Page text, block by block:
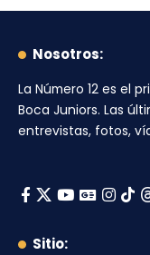
Nosotros:
La Número 12 es el
Boca Juniors. Las
entrevistas, fotos,
Sitio: